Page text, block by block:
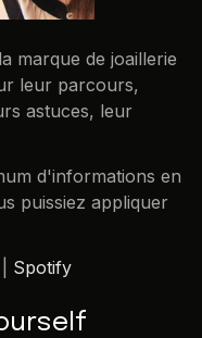
marque de joaillerie
leur parcours,
astuces, leur
d'informations en
puissiez appliquer
Spotify